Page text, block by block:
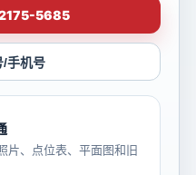
5685
/手机号
片、点位表、平面图和旧